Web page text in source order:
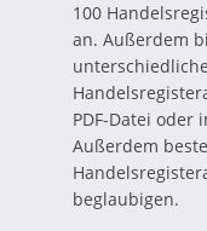
100
an. Außerdem
PDF-Datei oder
Außerdem
beglaubigen.